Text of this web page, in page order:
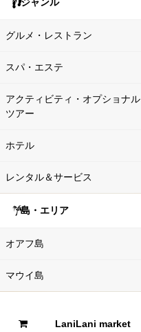
ジャンル
グルメ・レストラン
スパ・エステ
アクティビティ・オプショナル
ツアー
ホテル
レンタル＆サービス
島・エリア
オアフ島
マウイ島
LaniLani market